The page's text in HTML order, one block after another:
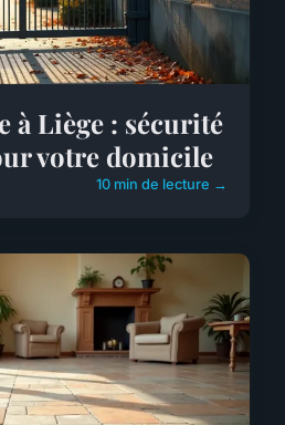
à Liège : sécurité
votre domicile
10 min de lecture →